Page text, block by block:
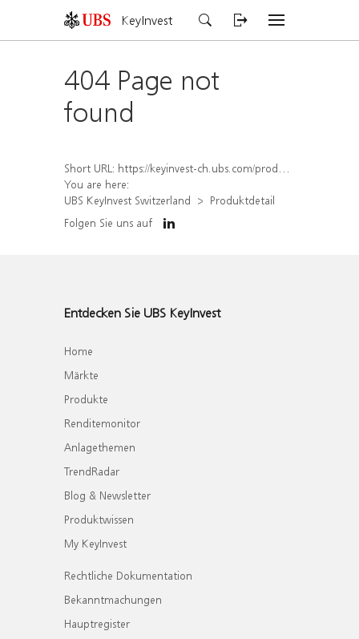
KeyInvest
404 Page not
found
Short URL: https://keyinvest-ch.ubs.com/produkt/detail/index/isin/CH1578838703
You are here:
UBS KeyInvest Switzerland
Produktdetail
Folgen Sie uns auf
Entdecken Sie UBS KeyInvest
Home
Märkte
Produkte
Renditemonitor
Anlagethemen
TrendRadar
Blog & Newsletter
Produktwissen
My KeyInvest
Rechtliche Dokumentation
Bekanntmachungen
Hauptregister